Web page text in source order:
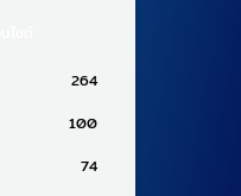
264
100
74